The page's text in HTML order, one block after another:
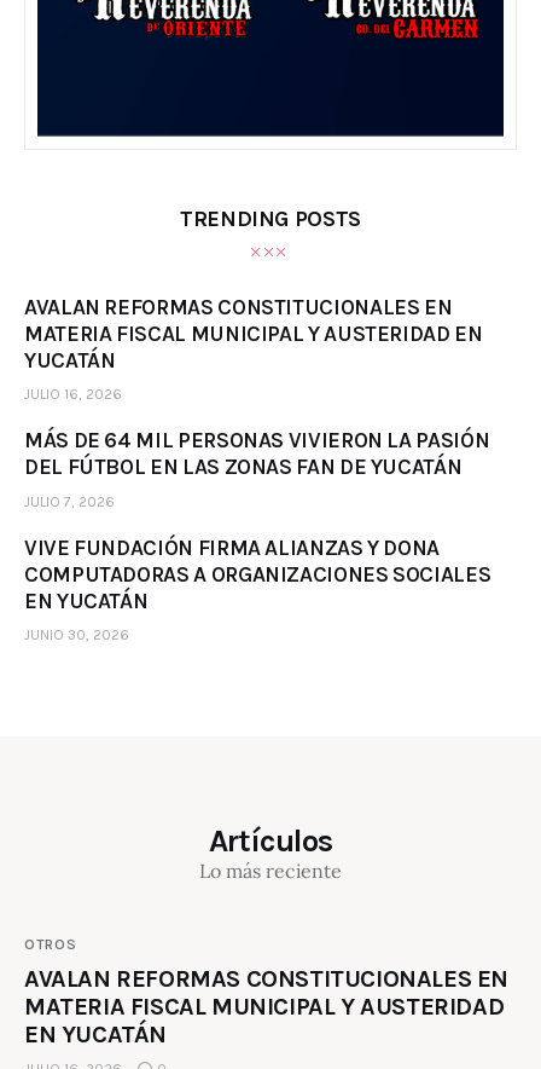
TRENDING POSTS
AVALAN REFORMAS CONSTITUCIONALES EN
MATERIA FISCAL MUNICIPAL Y AUSTERIDAD EN
YUCATÁN
JULIO 16, 2026
MÁS DE 64 MIL PERSONAS VIVIERON LA PASIÓN
DEL FÚTBOL EN LAS ZONAS FAN DE YUCATÁN
JULIO 7, 2026
VIVE FUNDACIÓN FIRMA ALIANZAS Y DONA
COMPUTADORAS A ORGANIZACIONES SOCIALES
EN YUCATÁN
JUNIO 30, 2026
Artículos
Lo más reciente
OTROS
AVALAN REFORMAS CONSTITUCIONALES EN
MATERIA FISCAL MUNICIPAL Y AUSTERIDAD
EN YUCATÁN